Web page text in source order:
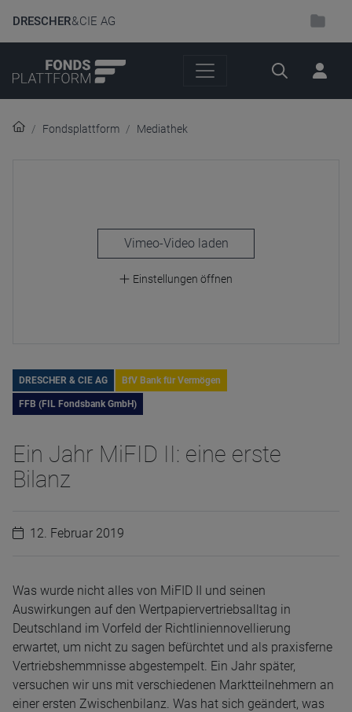
DRESCHER& CIE AG
Suche
Fondsplattform Mediathek
laden
Einstellungen öffnen
DRESCHER & CIE AG BfV Bank für Vermögen
FFB (FIL Fondsbank GmbH)
Ein Jahr MiFID II: eine erste
Bilanz
12. Februar 2019
Was wurde nicht alles von MiFID II und seinen
Auswirkungen auf den Wertpapiervertriebsalltag in
Deutschland im Vorfeld der Richtliniennovellierung
erwartet, um nicht zu sagen befürchtet und als praxisferne
Vertriebshemmnisse abgestempelt. Ein Jahr später,
versuchen wir uns mit verschiedenen Marktteilnehmern an
einer ersten Zwischenbilanz. Was hat sich geändert, was